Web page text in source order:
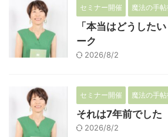
セミナー開催 魔法の手
「本当はどうした
ーク
2026/8/2
セミナー開催 魔法の手
それは7年前でした
2026/8/2